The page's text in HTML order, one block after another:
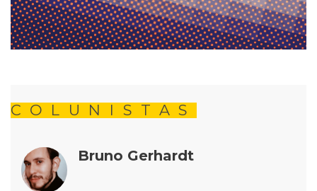
COLUNISTAS
Bruno Gerhardt